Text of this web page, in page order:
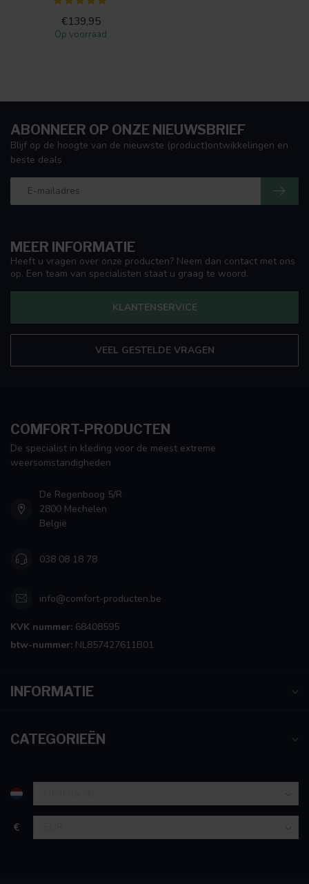
€139,95
Op voorraad
MEER INFORMATIE
Heeft u vragen over onze producten? Neem dan contact met ons
op. Een team van specialisten staat u graag te woord.
KLANTENSERVICE
VEEL GESTELDE VRAGEN
ABONNEER OP ONZE NIEUWSBRIEF
Blijf op de hoogte van de nieuwste (product)ontwikkelingen en
beste deals
COMFORT-PRODUCTEN
De specialist in kleding voor de meest extreme
weersomstandigheden
De Regenboog 5/R
2800 Mechelen
België
038 08 18 78
info@comfort-producten.be
KVK nummer: 68408595
btw-nummer: NL857427611B01
INFORMATIE
CATEGORIEËN
€